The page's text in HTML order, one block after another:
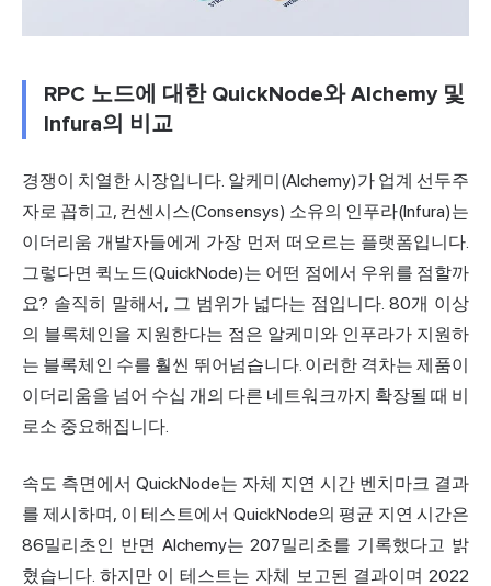
RPC 노드에 대한 QuickNode와 Alchemy 및
Infura의 비교
경쟁이 치열한 시장입니다. 알케미(Alchemy)가 업계 선두주
자로 꼽히고, 컨센시스(Consensys) 소유의 인푸라(Infura)는
이더리움 개발자들에게 가장 먼저 떠오르는 플랫폼입니다.
그렇다면 퀵노드(QuickNode)는 어떤 점에서 우위를 점할까
요? 솔직히 말해서, 그 범위가 넓다는 점입니다. 80개 이상
의 블록체인을 지원한다는 점은 알케미와 인푸라가 지원하
는 블록체인 수를 훨씬 뛰어넘습니다. 이러한 격차는 제품이
이더리움을 넘어 수십 개의 다른 네트워크까지 확장될 때 비
로소 중요해집니다.
속도 측면에서 QuickNode는 자체 지연 시간 벤치마크 결과
를 제시하며, 이 테스트에서 QuickNode의 평균 지연 시간은
86밀리초인 반면 Alchemy는 207밀리초를 기록했다고 밝
혔습니다. 하지만 이 테스트는 자체 보고된 결과이며 2022